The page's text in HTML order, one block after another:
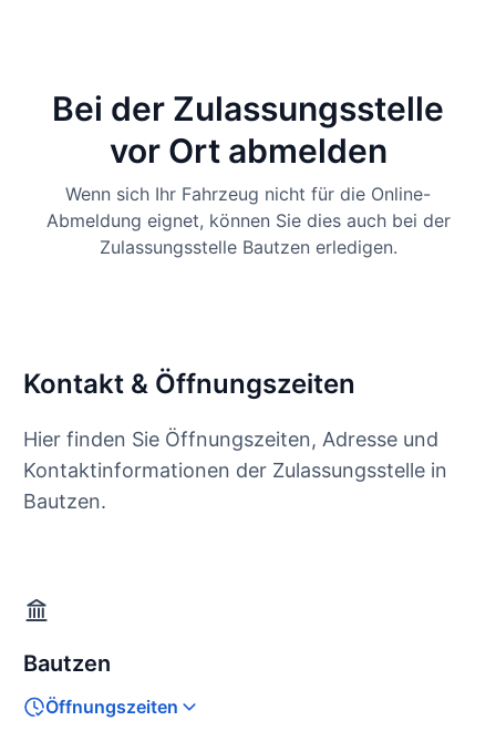
Bei der Zulassungsstelle
vor Ort abmelden
Wenn sich Ihr Fahrzeug nicht für die Online-
Abmeldung eignet, können Sie dies auch bei der
Zulassungsstelle Bautzen erledigen.
Kontakt & Öffnungszeiten
Hier finden Sie Öffnungszeiten, Adresse und
Kontaktinformationen der Zulassungsstelle in
Bautzen.
Bautzen
Öffnungszeiten